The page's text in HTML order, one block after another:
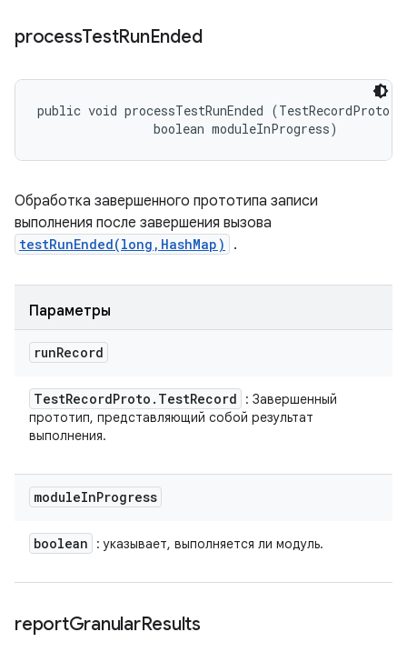
processTestRunEnded
public void processTestRunEnded
                boolean moduleInProgress)
Обработка завершенного прототипа записи
выполнения после завершения вызова
testRunEnded(long,HashMap) .
Параметры
runRecord
TestRecordProto . TestRecord
: Завершенный
прототип, представляющий собой результат
выполнения.
moduleInProgress
boolean : указывает, выполняется ли модуль.
reportGranularResults